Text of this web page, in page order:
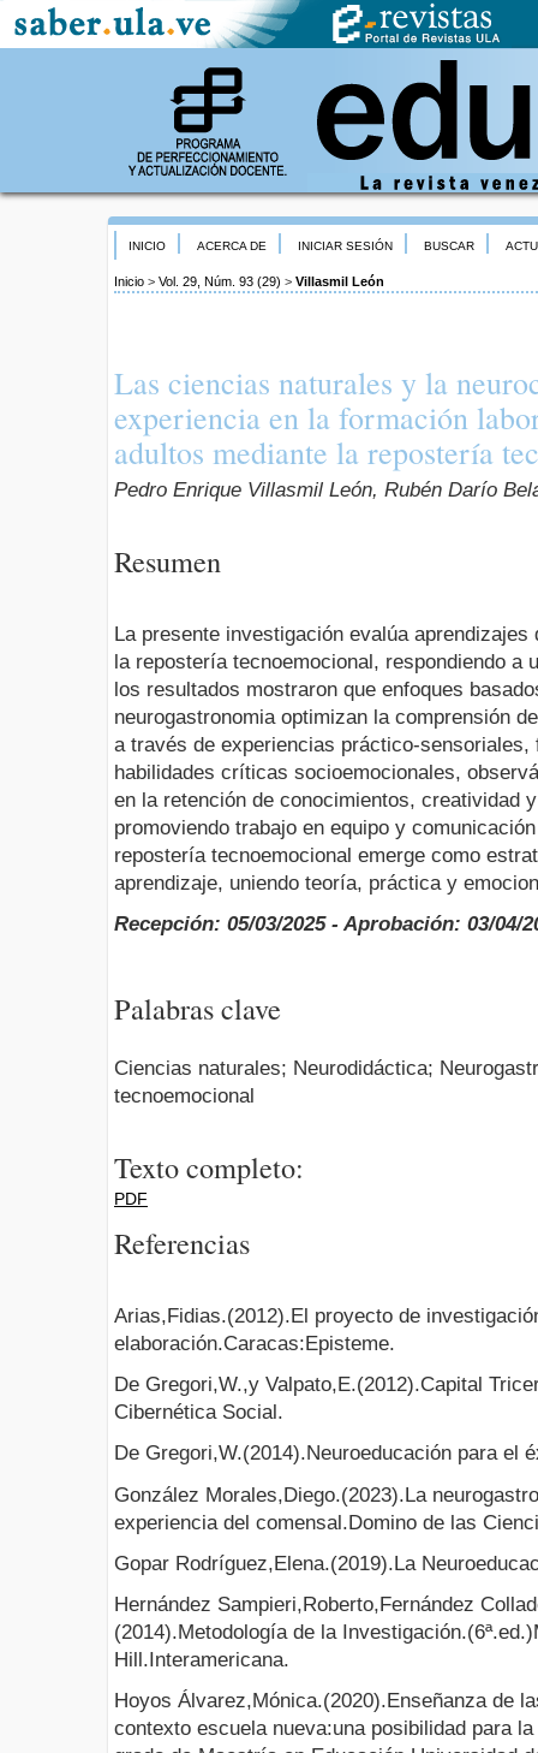
INICIO ACERCA DE INICIAR SESIÓN BUSCAR
Inicio > Vol. 29, Núm. 93 (29) > Villasmil León
Las ciencias naturales y la
experiencia en la formación
adultos mediante la repostería
Pedro Enrique Villasmil León, Rubén Darío
Resumen
La presente investigación evalúa
la repostería tecnoemocional, respondiendo a
los resultados mostraron que enfoques
neurogastronomia optimizan la comprensión
a través de experiencias práctico-sensoriales,
habilidades críticas socioemocionales,
en la retención de conocimientos, creatividad
promoviendo trabajo en equipo y
repostería tecnoemocional emerge como
aprendizaje, uniendo teoría, práctica y
Recepción: 05/03/2025 - Aprobación: 03/04/
Palabras clave
Ciencias naturales; Neurodidáctica;
tecnoemocional
Texto completo:
PDF
Referencias
Arias,Fidias.(2012).El proyecto de
elaboración.Caracas:Episteme.
De Gregori,W.,y Valpato,E.(2012).Capital
Cibernética Social.
De Gregori,W.(2014).Neuroeducación para el
González Morales,Diego.(2023).La
experiencia del comensal.Domino de las
Gopar Rodríguez,Elena.(2019).La
Hernández Sampieri,Roberto,Fernández
(2014).Metodología de la
Hill.Interamericana.
Hoyos Álvarez,Mónica.(2020).Enseñanza de
contexto escuela nueva:una posibilidad para